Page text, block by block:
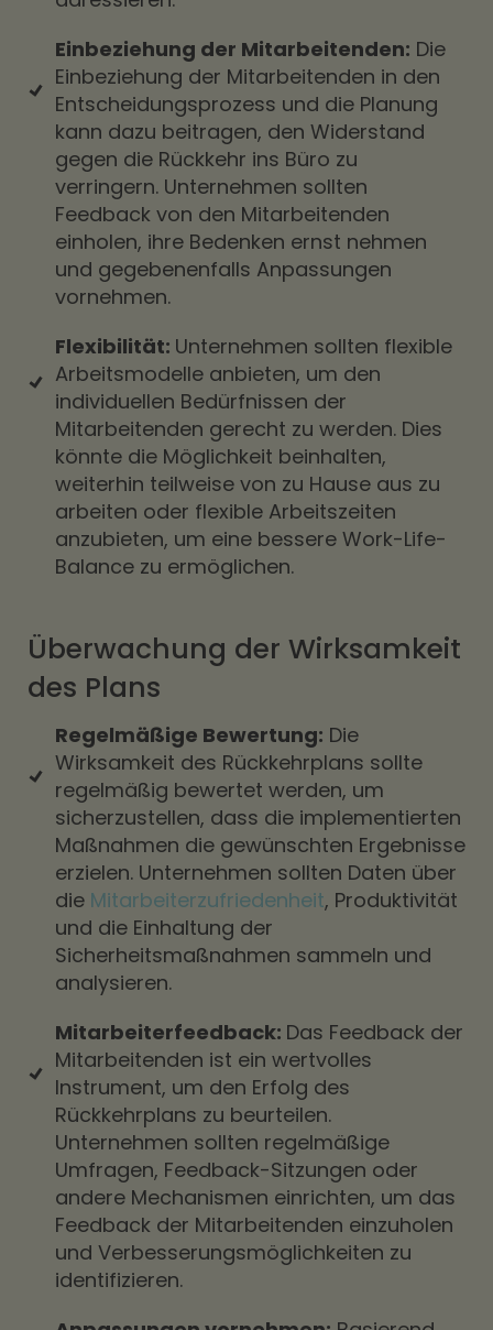
Einbeziehung der Mitarbeitenden: Die
Einbeziehung der Mitarbeitenden in den
Entscheidungsprozess und die Planung
kann dazu beitragen, den Widerstand
gegen die Rückkehr ins Büro zu
verringern. Unternehmen sollten
Feedback von den Mitarbeitenden
einholen, ihre Bedenken ernst nehmen
und gegebenenfalls Anpassungen
vornehmen.
Flexibilität: Unternehmen sollten flexible
Arbeitsmodelle anbieten, um den
individuellen Bedürfnissen der
Mitarbeitenden gerecht zu werden. Dies
könnte die Möglichkeit beinhalten,
weiterhin teilweise von zu Hause aus zu
arbeiten oder flexible Arbeitszeiten
anzubieten, um eine bessere Work-Life-
Balance zu ermöglichen.
Überwachung der Wirksamkeit
des Plans
Regelmäßige Bewertung: Die
Wirksamkeit des Rückkehrplans sollte
regelmäßig bewertet werden, um
sicherzustellen, dass die implementierten
Maßnahmen die gewünschten Ergebnisse
erzielen. Unternehmen sollten Daten über
die Mitarbeiterzufriedenheit, Produktivität
und die Einhaltung der
Sicherheitsmaßnahmen sammeln und
analysieren.
Mitarbeiterfeedback: Das Feedback der
Mitarbeitenden ist ein wertvolles
Instrument, um den Erfolg des
Rückkehrplans zu beurteilen.
Unternehmen sollten regelmäßige
Umfragen, Feedback-Sitzungen oder
andere Mechanismen einrichten, um das
Feedback der Mitarbeitenden einzuholen
und Verbesserungsmöglichkeiten zu
identifizieren.